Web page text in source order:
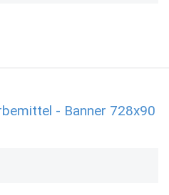
- Banner 728x90